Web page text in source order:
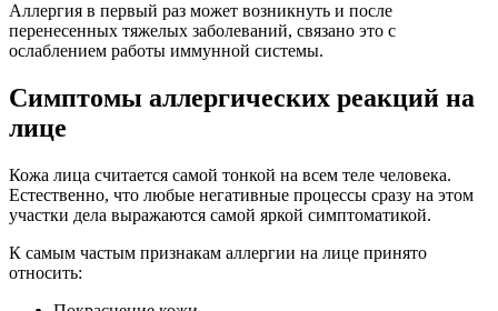
Аллергия в первый раз может возникнуть и после
перенесенных тяжелых заболеваний, связано это с
ослаблением работы иммунной системы.
Симптомы аллергических реакций на
лице
Кожа лица считается самой тонкой на всем теле человека.
Естественно, что любые негативные процессы сразу на этом
участки дела выражаются самой яркой симптоматикой.
К самым частым признакам аллергии на лице принято
относить: